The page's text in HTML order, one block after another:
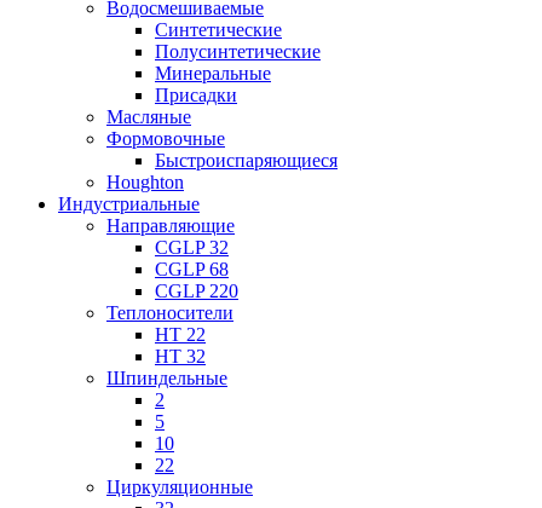
Водосмешиваемые
Синтетические
Полусинтетические
Минеральные
Присадки
Масляные
Формовочные
Быстроиспаряющиеся
Houghton
Индустриальные
Направляющие
CGLP 32
CGLP 68
CGLP 220
Теплоносители
HT 22
HT 32
Шпиндельные
2
5
10
22
Циркуляционные